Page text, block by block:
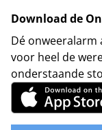
Download de
Dé
voor heel de
onderstaande